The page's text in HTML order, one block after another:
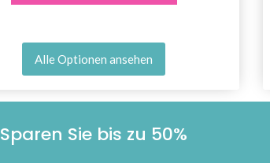
Alle Optionen ansehen
Sparen Sie bis zu 50%